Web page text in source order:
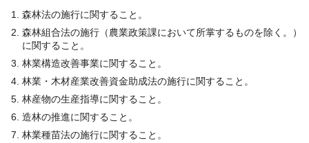
森林法の施行に関すること。
森林組合法の施行（農業政策課において所掌するものを除く。）
に関すること。
林業構造改善事業に関すること。
林業・木材産業改善資金助成法の施行に関すること。
林産物の生産指導に関すること。
造林の推進に関すること。
林業種苗法の施行に関すること。